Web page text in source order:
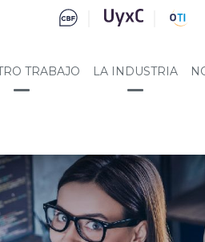
TRABAJO LA INDUSTRIA